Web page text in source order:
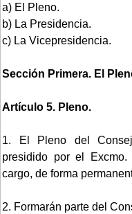
a) El Pleno.
b) La Presidencia.
c) La Vicepresidencia.
Sección Primera. El
Artículo 5. Pleno.
1. El Pleno del
presidido por el
cargo, de forma
2. Formarán parte del